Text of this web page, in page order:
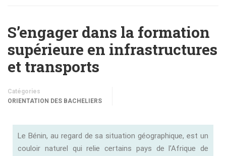
S’engager dans la formation
supérieure en infrastructures
et transports
Catégories
ORIENTATION DES BACHELIERS
Le Bénin, au regard de sa situation géographique, est un
couloir naturel qui relie certains pays de l’Afrique de